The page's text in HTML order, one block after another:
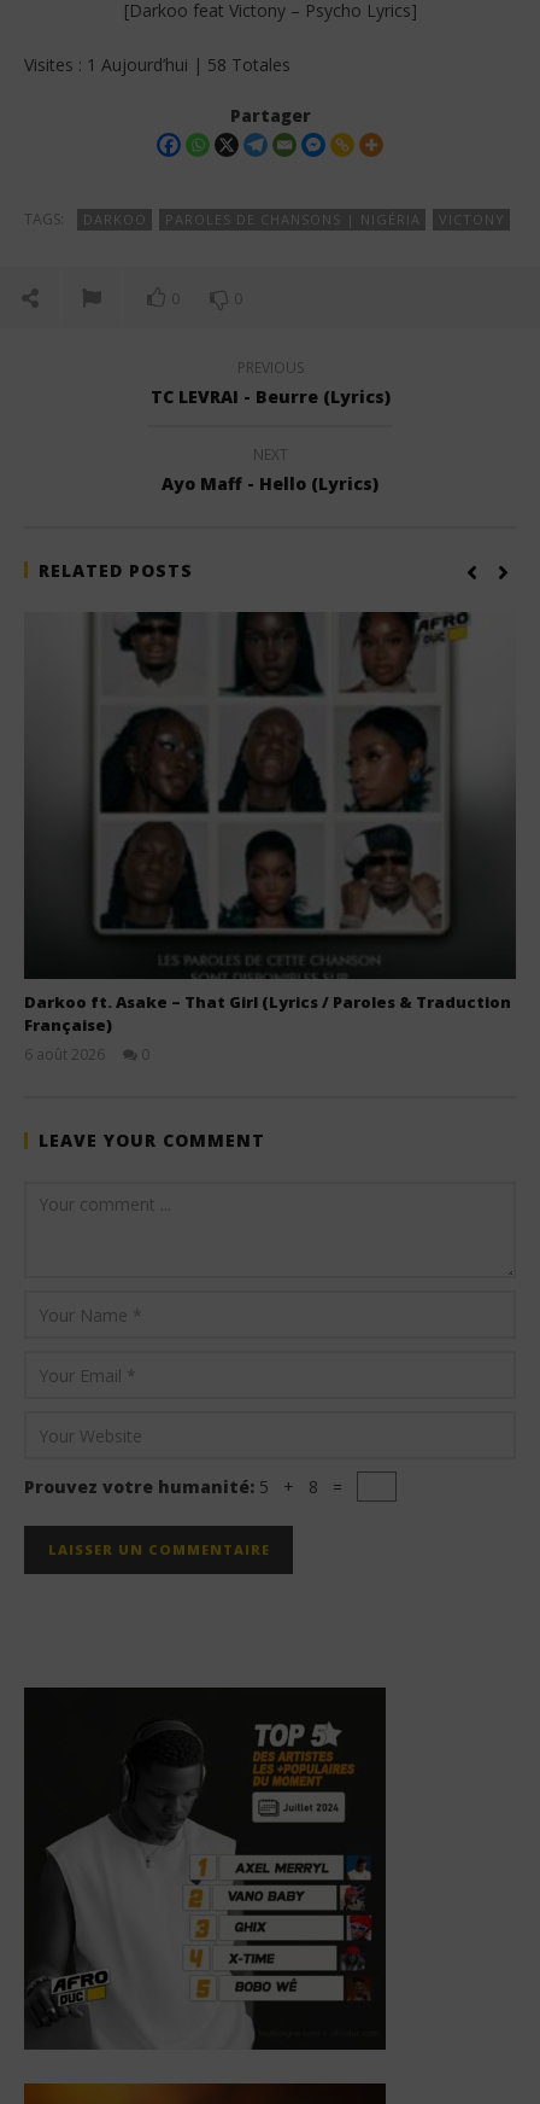
[Darkoo feat Victony – Psycho Lyrics]
Visites : 1 Aujourd’hui | 58 Totales
Partager
TAGS: DARKOO PAROLES DE CHANSONS | NIGÉRIA VICTONY
0 0
PREVIOUS
TC LEVRAI - Beurre (Lyrics)
NEXT
Ayo Maff - Hello (Lyrics)
RELATED POSTS
Darkoo ft. Asake – That Girl (Lyrics / Paroles & Traduction
Française)
6 août 2026
0
LEAVE YOUR COMMENT
Prouvez votre humanité: 5 + 8 =